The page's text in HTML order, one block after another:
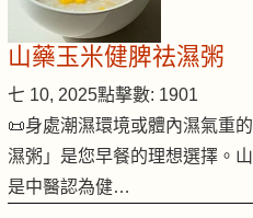
山藥玉米健脾祛濕粥
七 10, 2025點擊數: 1901
📜身處潮濕環境或體內濕氣重
濕粥」是您早餐的理想選擇。
是中醫認為健…